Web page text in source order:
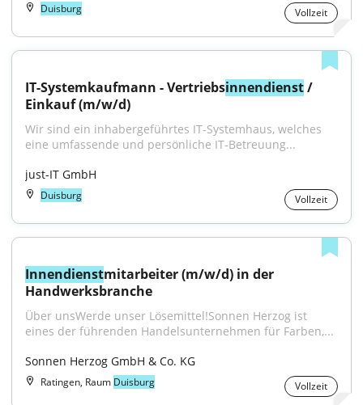
Duisburg Vollzeit
IT-Systemkaufmann - Vertriebsinnendienst /
Einkauf (m/w/d)
Wir sind ein inhabergeführtes IT-Systemhaus, welches
eine umfassende und persönliche IT-Betreuung...
just-IT GmbH
Duisburg Vollzeit
Innendienstmitarbeiter (m/w/d) in der
Handwerksbranche
Über unsWerde unser Lösemittel!Sonnen Herzog ist
eines der führenden Handelsunternehmen für Farben,...
Sonnen Herzog GmbH & Co. KG
Ratingen, Raum Duisburg Vollzeit